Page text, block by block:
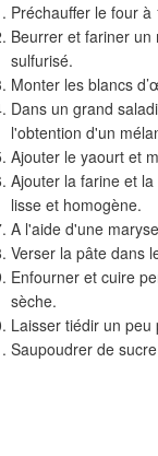
Préchauffer le four
Beurrer et fariner
sulfurisé.
Monter les blancs
Dans un grand
l'obtention d'un
Ajouter le yaourt et
Ajouter la farine et
lisse et homogène.
A l'aide d'une
Verser la pâte dans
Enfourner et cuire
sèche.
Laisser tiédir un
Saupoudrer de